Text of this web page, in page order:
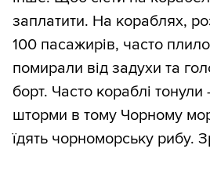
заплатити. На кораблях,
100 пасажирів, часто
помирали від задухи та
борт. Часто кораблі тонули
шторми в тому Чорному
їдять чорноморську рибу.